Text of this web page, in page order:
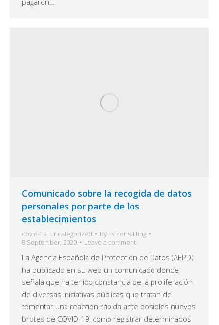
Comunicado sobre la recogida de datos
personales por parte de los
establecimientos
covid-19, Uncategorized By csfconsulting
8 September, 2020
Leave a comment
La Agencia Española de Protección de Datos (AEPD)
ha publicado en su web un comunicado donde
señala que ha tenido constancia de la proliferación
de diversas iniciativas públicas que tratan de
fomentar una reacción rápida ante posibles nuevos
brotes de COVID-19, como registrar determinados